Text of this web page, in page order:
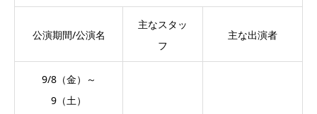
公演期間/公演名
主なスタッ
フ
主な出演者
9/8（金）～
9（土）